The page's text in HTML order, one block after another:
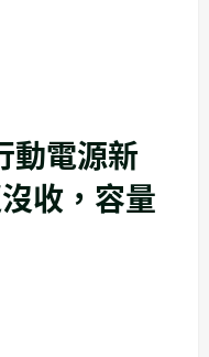
動電源新
收，容量